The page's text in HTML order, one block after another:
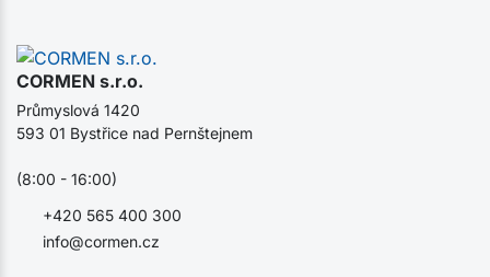
CORMEN s.r.o.
info@cormen.cz
+420 565 400 300
Průmyslová 1420
593 01 Bystřice nad Pernštejnem
(8:00 - 16:00)